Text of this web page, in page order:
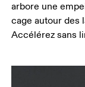
arbore une
cage autour des
Accélérez sans